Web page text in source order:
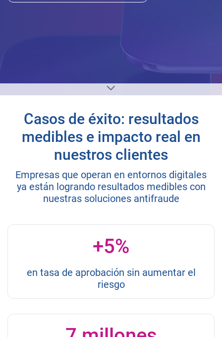
Casos de éxito: resultados
medibles e impacto real en
nuestros clientes
Empresas que operan en entornos digitales
ya están logrando resultados medibles con
nuestras soluciones antifraude
+5%
en tasa de aprobación sin aumentar el
riesgo